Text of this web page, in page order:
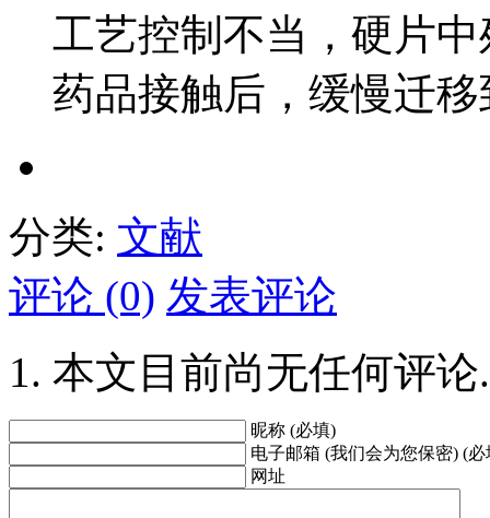
工艺控制不当，硬片
药品接触后，缓慢迁
分类: 文献
评论 (0) 发表评论
本文目前尚无任何评论.
昵称 (必填)
电子邮箱 (我们会为您保密) (必
网址